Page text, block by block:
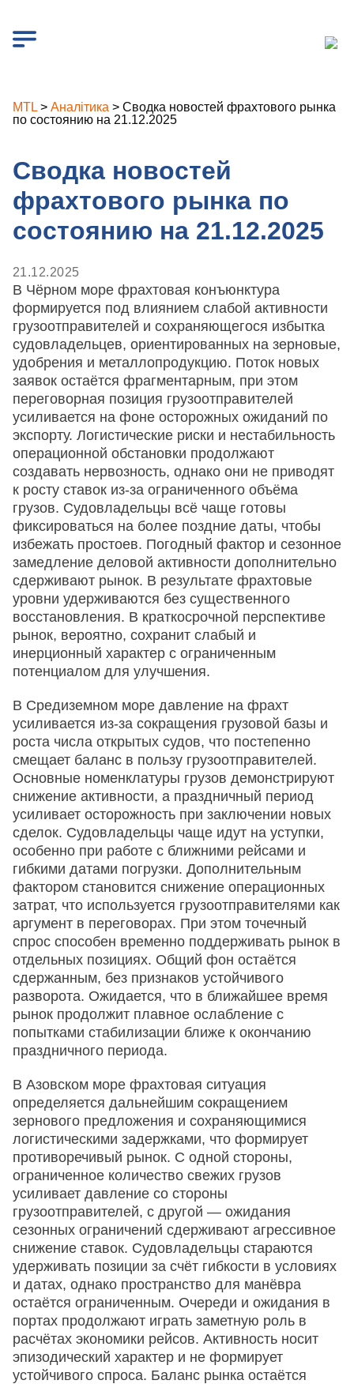
MTL > Аналітика > Сводка новостей фрахтового рынка
по состоянию на 21.12.2025
Сводка новостей
фрахтового рынка по
состоянию на 21.12.2025
21.12.2025
В Чёрном море фрахтовая конъюнктура
формируется под влиянием слабой активности
грузоотправителей и сохраняющегося избытка
судовладельцев, ориентированных на зерновые,
удобрения и металлопродукцию. Поток новых
заявок остаётся фрагментарным, при этом
переговорная позиция грузоотправителей
усиливается на фоне осторожных ожиданий по
экспорту. Логистические риски и нестабильность
операционной обстановки продолжают
создавать нервозность, однако они не приводят
к росту ставок из-за ограниченного объёма
грузов. Судовладельцы всё чаще готовы
фиксироваться на более поздние даты, чтобы
избежать простоев. Погодный фактор и сезонное
замедление деловой активности дополнительно
сдерживают рынок. В результате фрахтовые
уровни удерживаются без существенного
восстановления. В краткосрочной перспективе
рынок, вероятно, сохранит слабый и
инерционный характер с ограниченным
потенциалом для улучшения.
В Средиземном море давление на фрахт
усиливается из-за сокращения грузовой базы и
роста числа открытых судов, что постепенно
смещает баланс в пользу грузоотправителей.
Основные номенклатуры грузов демонстрируют
снижение активности, а праздничный период
усиливает осторожность при заключении новых
сделок. Судовладельцы чаще идут на уступки,
особенно при работе с ближними рейсами и
гибкими датами погрузки. Дополнительным
фактором становится снижение операционных
затрат, что используется грузоотправителями как
аргумент в переговорах. При этом точечный
спрос способен временно поддерживать рынок в
отдельных позициях. Общий фон остаётся
сдержанным, без признаков устойчивого
разворота. Ожидается, что в ближайшее время
рынок продолжит плавное ослабление с
попытками стабилизации ближе к окончанию
праздничного периода.
В Азовском море фрахтовая ситуация
определяется дальнейшим сокращением
зернового предложения и сохраняющимися
логистическими задержками, что формирует
противоречивый рынок. С одной стороны,
ограниченное количество свежих грузов
усиливает давление со стороны
грузоотправителей, с другой — ожидания
сезонных ограничений сдерживают агрессивное
снижение ставок. Судовладельцы стараются
удерживать позиции за счёт гибкости в условиях
и датах, однако пространство для манёвра
остаётся ограниченным. Очереди и ожидания в
портах продолжают играть заметную роль в
расчётах экономики рейсов. Активность носит
эпизодический характер и не формирует
устойчивого спроса. Баланс рынка остаётся